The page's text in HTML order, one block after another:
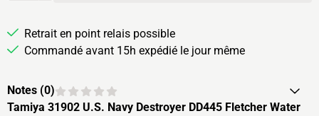
Retrait en point relais possible
Commandé avant 15h expédié le jour même
Notes (0)
Tamiya 31902 U.S. Navy Destroyer DD445 Fletcher Water